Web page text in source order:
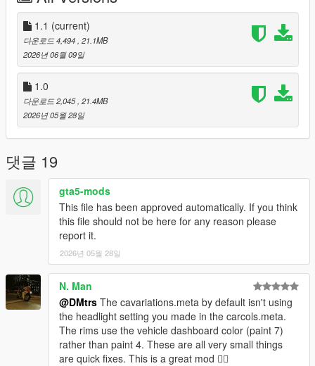
1.1 (current)
다운로드 4,494 , 21.1MB
2026년 06월 09일
1.0
다운로드 2,045 , 21.4MB
2026년 05월 28일
댓글 19
gta5-mods
This file has been approved automatically. If you think
this file should not be here for any reason please
report it.
2026년 05월 28일
N. Man
@DMtrs The cavariations.meta by default isn't using
the headlight setting you made in the carcols.meta.
The rims use the vehicle dashboard color (paint 7)
rather than paint 4. These are all very small things
are quick fixes. This is a great mod 👍🏿